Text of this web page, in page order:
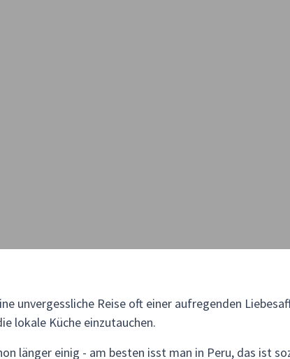
unvergessliche Reise oft einer aufregenden
lokale Küche einzutauchen.
länger einig - am besten isst man in Peru, das ist